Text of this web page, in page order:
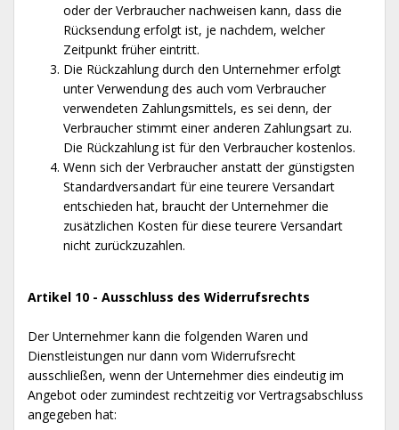
oder der Verbraucher nachweisen kann, dass die
Rücksendung erfolgt ist, je nachdem, welcher
Zeitpunkt früher eintritt.
Die Rückzahlung durch den Unternehmer erfolgt
unter Verwendung des auch vom Verbraucher
verwendeten Zahlungsmittels, es sei denn, der
Verbraucher stimmt einer anderen Zahlungsart zu.
Die Rückzahlung ist für den Verbraucher kostenlos.
Wenn sich der Verbraucher anstatt der günstigsten
Standardversandart für eine teurere Versandart
entschieden hat, braucht der Unternehmer die
zusätzlichen Kosten für diese teurere Versandart
nicht zurückzuzahlen.
Artikel 10 - Ausschluss des Widerrufsrechts
Der Unternehmer kann die folgenden Waren und
Dienstleistungen nur dann vom Widerrufsrecht
ausschließen, wenn der Unternehmer dies eindeutig im
Angebot oder zumindest rechtzeitig vor Vertragsabschluss
angegeben hat: